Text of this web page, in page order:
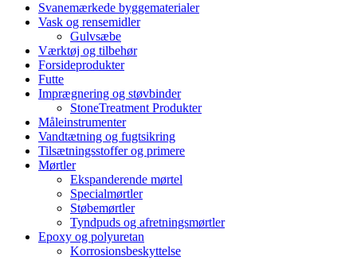
Svanemærkede byggematerialer
Vask og rensemidler
Gulvsæbe
Værktøj og tilbehør
Forsideprodukter
Futte
Imprægnering og støvbinder
StoneTreatment Produkter
Måleinstrumenter
Vandtætning og fugtsikring
Tilsætningsstoffer og primere
Mørtler
Ekspanderende mørtel
Specialmørtler
Støbemørtler
Tyndpuds og afretningsmørtler
Epoxy og polyuretan
Korrosionsbeskyttelse